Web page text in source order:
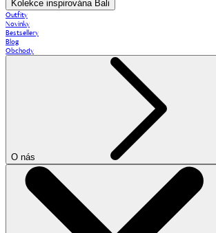
Kolekce inspirována Bali
Outfity
Novinky
Bestsellery
Blog
Obchody
O nás